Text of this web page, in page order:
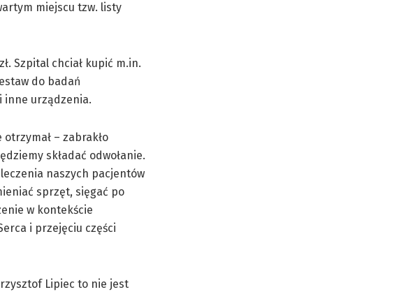
miejscu tzw. listy
Szpital chciał kupić m.in.
do badań
inne urządzenia.
– zabrakło
składać odwołanie.
naszych pacjentów
sprzęt, sięgać po
w kontekście
i przejęciu części
Lipiec to nie jest